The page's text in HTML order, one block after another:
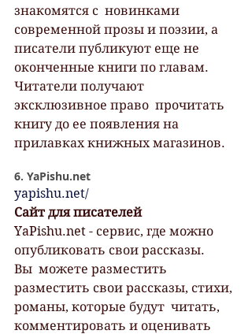
знакомятся с  новинками
современной прозы и поэзии, а
писатели публикуют еще не
оконченные книги по главам.
Читатели получают
эксклюзивное право  прочитать
книгу до ее появления на
прилавках книжных магазинов.
6. YaPishu.net
yapishu.net/
Сайт для писателей
YaPishu.net - сервис, где можно
опубликовать свои рассказы.
Вы  можете разместить
разместить свои рассказы, стихи,
романы, которые будут  читать,
комментировать и оценивать